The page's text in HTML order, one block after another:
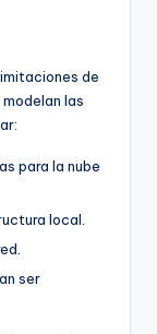
de
las
para la nube
local.
ser